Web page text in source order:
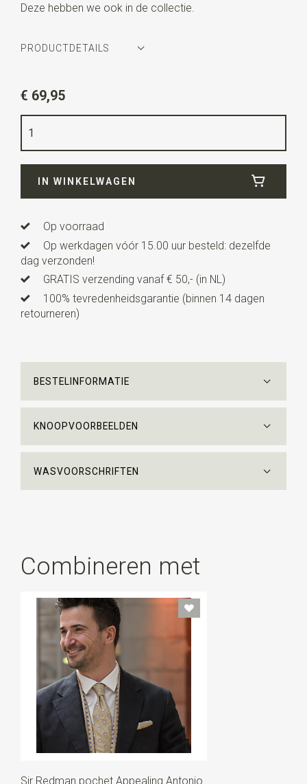
Deze hebben we ook in de collectie.
PRODUCTDETAILS
beige / lichtblauw / wit
Kwaliteit
Lengteca. 144 cm
€ 69,95
IN WINKELWAGEN
Op voorraad
Op werkdagen vóór 15.00 uur besteld: dezelfde
dag verzonden!
GRATIS verzending vanaf € 50,- (in NL)
100% tevredenheidsgarantie (binnen 14 dagen
retourneren)
BESTELINFORMATIE
KNOOPVOORBEELDEN
WASVOORSCHRIFTEN
Combineren met
Sir Redman pochet Appealing Antonio